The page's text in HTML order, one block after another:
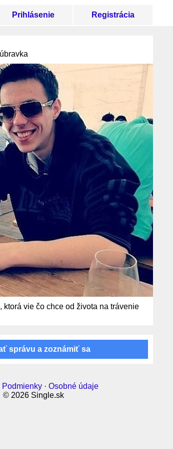
Prihlásenie Registrácia
ktorá vie čo chce od života na trávenie
správu a zoznámiť sa
Podmienky · Osobné údaje
© 2026 Single.sk